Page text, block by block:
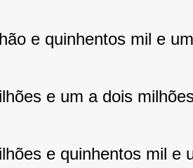
e quinhentos mil e
e um a dois
e quinhentos mil e